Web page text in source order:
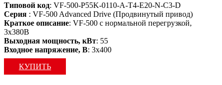
Типовой код: VF-500-P55K-0110-A-T4-E20-N-C3-D
Серия : VF-500 Advanced Drive (Продвинутый привод)
Краткое описание: VF-500 c нормальной перегрузкой,
3х380В
Выходная мощность, кВт: 55
Входное напряжение, В: 3х400
КУПИТЬ